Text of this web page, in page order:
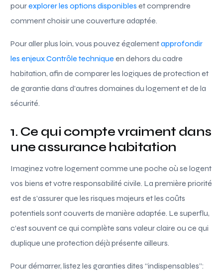
pourexplorer les options disponibles et comprendre
comment choisir une couverture adaptée.
Pour aller plus loin, vous pouvez égalementapprofondir
les enjeux Contrôle technique en dehors du cadre
habitation, afin de comparer les logiques de protection et
de garantie dans d’autres domaines du logement et de la
sécurité.
1. Ce qui compte vraiment dans
une assurance habitation
Imaginez votre logement comme une poche où se logent
vos biens et votre responsabilité civile. La première priorité
est de s’assurer que les risques majeurs et les coûts
potentiels sont couverts de manière adaptée. Le superflu,
c’est souvent ce qui complète sans valeur claire ou ce qui
duplique une protection déjà présente ailleurs.
Pour démarrer, listez les garanties dites “indispensables”: